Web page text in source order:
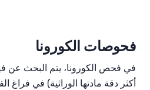
فحوصات الكورونا
في فحص الكورونا، يتم البحث عن
أكثر دقة مادتها الوراثية) في فراغ